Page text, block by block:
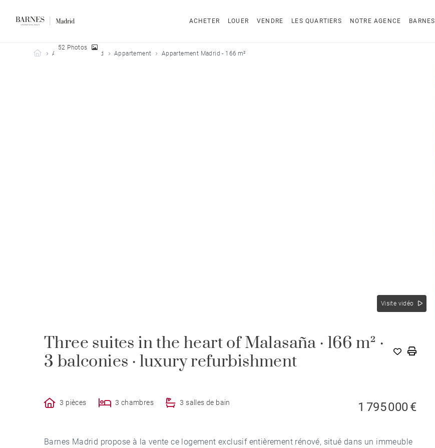
ACHETER LOUER VENDRE LES QUARTIERS NOTRE AGENCE BARNES
Barnes Madrid
Acheter Madrid Appartement Appartement Madrid - 166 m²
Visite vidéo
52 Photos
Three suites in the heart of Malasaña · 166 m² ·
3 balconies · luxury refurbishment
3 pièces 3 chambres 3 salles de bain 1 795 000 €
Barnes Madrid propose à la vente ce logement exclusif entièrement rénové, situé dans un immeuble